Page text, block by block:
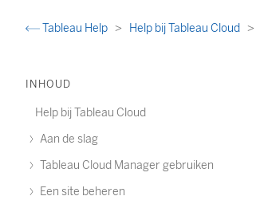
Tableau Help Help bij Tableau Cloud
INHOUD
Help bij Tableau Cloud
Aan de slag
Tableau Cloud Manager gebruiken
Een site beheren